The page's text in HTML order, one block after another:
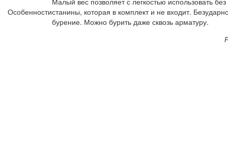
Особенностистанины, которая в комплект и не входит.
бурение. Можно бурить даже сквозь арматуру.